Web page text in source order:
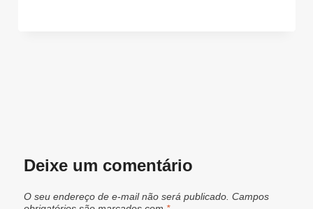
Deixe um comentário
O seu endereço de e-mail não será publicado. Campos